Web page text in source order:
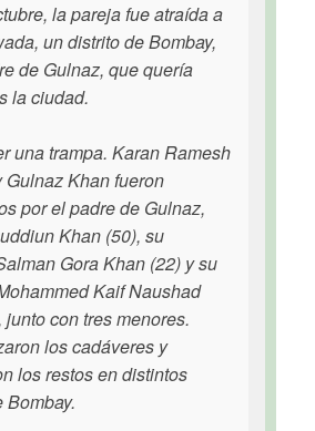
la pareja fue atraída a
un distrito de Bombay,
de Gulnaz, que quería
la ciudad.
una trampa. Karan Ramesh
Gulnaz Khan fueron
por el padre de Gulnaz,
Khan (50), su
Gora Khan (22) y su
Kaif Naushad
junto con tres menores.
los cadáveres y
los restos en distintos
Bombay.